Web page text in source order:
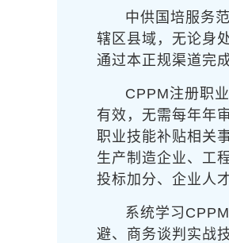
中供国培服务
辖区县域，无论身
通过本正规渠道完
CPPM注册职
有效，无需每年年
职业技能补贴相关
生产制造企业、工
投标加分、企业人
系统学习
避、商务谈判实战